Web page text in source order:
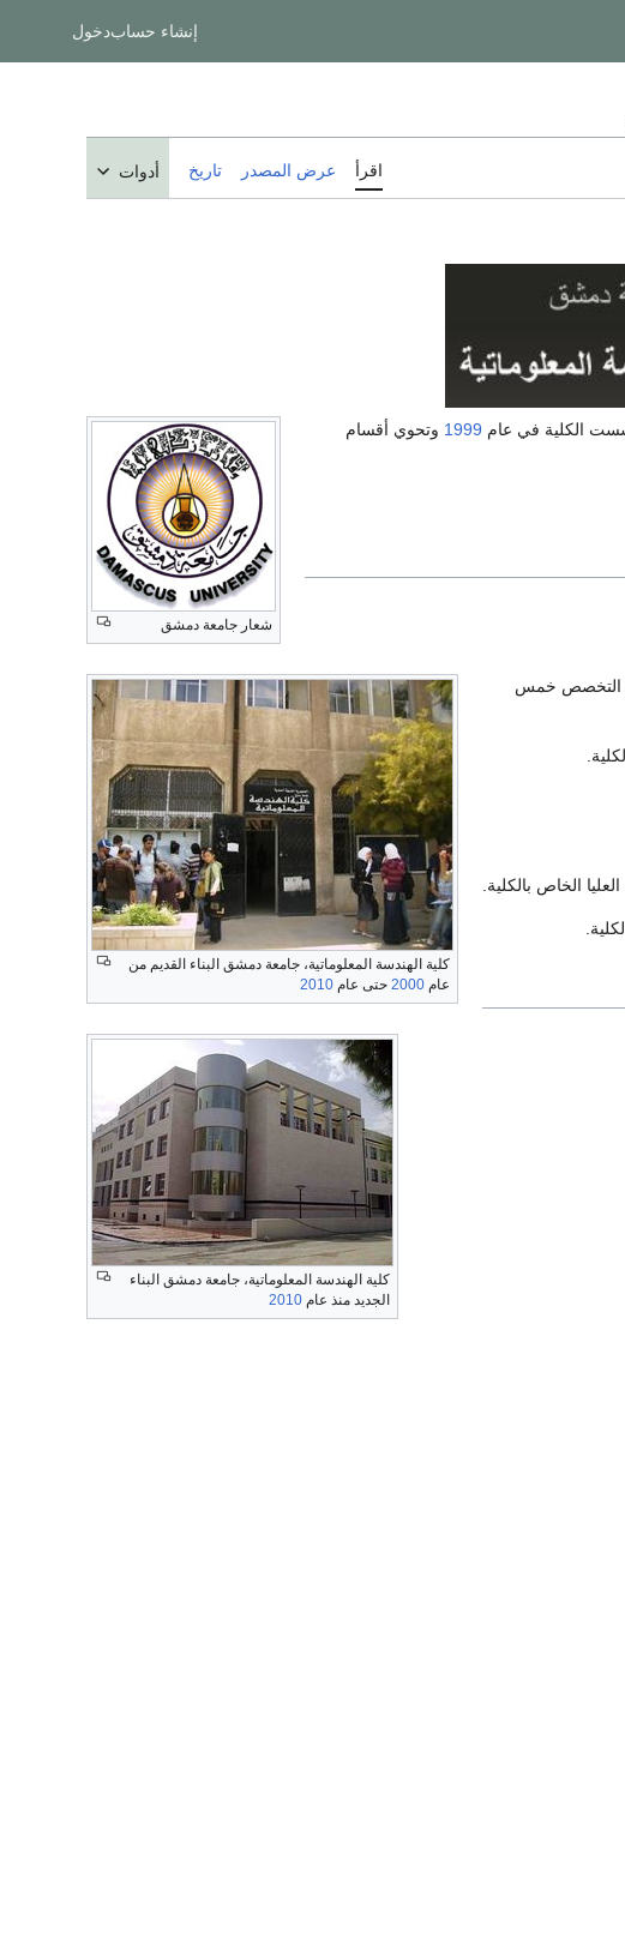
إنشاء حسابدخول
اقرأ عرض المصدر تاريخ أدوات
شعار جامعة دمشق
كلية الهندسة المعلوماتية، جامعة دمشق البناء القديم من
عام 2000 حتى عام 2010
الكلية في عام 1999 وتحوي أقسام
التخصص خمس
الخاص بالكلية.
كلية الهندسة المعلوماتية، جامعة دمشق البناء
الجديد منذ عام 2010